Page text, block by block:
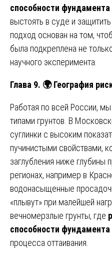
способности фундамента
выстоять в суде и
подход основан на том,
была подкреплена не
научного эксперимента.
Глава 9. 🌍География
Работая по всей России,
типами грунтов. В
суглинки с высоким
пучинистыми свойствами,
заглубления ниже
регионах, например в
водонасыщенные
«плывут» при малейшей
вечномерзлые грунты, где
способности фундамента
процесса оттаивания.